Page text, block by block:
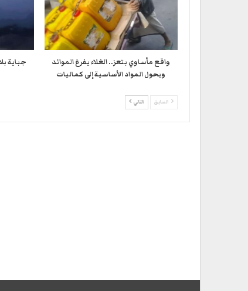
واقع مأساوي بتعز.. الغلاء يفرغ الموائد
ويحول المواد الأساسية إلى كماليات
جباية
السابق التالي